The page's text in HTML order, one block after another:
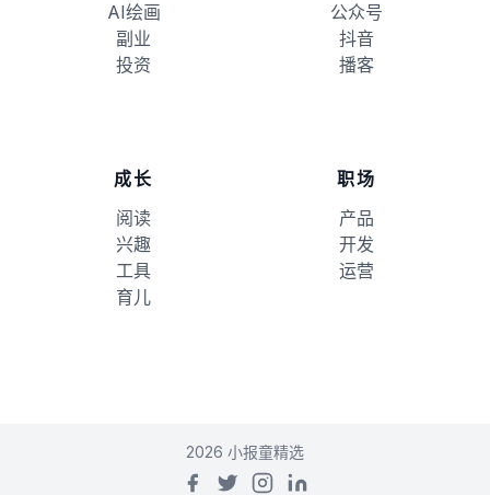
AI绘画
副业
投资
公众号
抖音
播客
成长
阅读
兴趣
工具
育儿
职场
产品
开发
运营
2026 小报童精选